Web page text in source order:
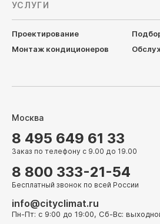
УСЛУГИ
Проектирование
Монтаж кондиционеров
Москва
8 495 649 61 33
Заказ по телефону с 9.00 до 19.00
8 800 333-21-54
Бесплатный звонок по всей России
info@cityclimat.ru
Пн-Пт: с 9:00 до 19:00, Сб-Вс: